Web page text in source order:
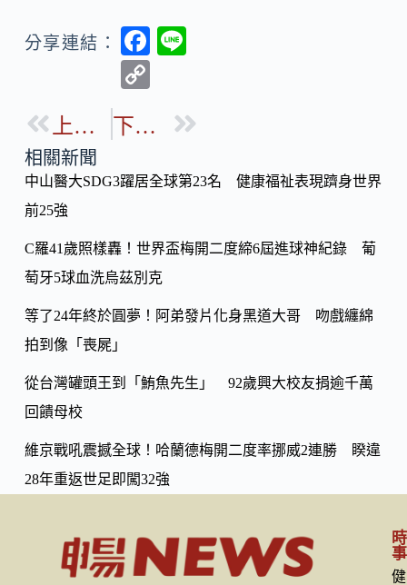
分享連結：
F
b
o
p
Li
k
上一篇 下一篇
相關新聞
中山醫大SDG3躍居全球第23名 健康福祉表現躋身世界
前25強
C羅41歲照樣轟！世界盃梅開二度締6屆進球神紀錄 葡
萄牙5球血洗烏茲別克
等了24年終於圓夢！阿弟發片化身黑道大哥 吻戲纏綿
拍到像「喪屍」
從台灣罐頭王到「鮪魚先生」 92歲興大校友捐逾千萬
回饋母校
維京戰吼震撼全球！哈蘭德梅開二度率挪威2連勝 睽違
28年重返世足即闖32強
時
事
健